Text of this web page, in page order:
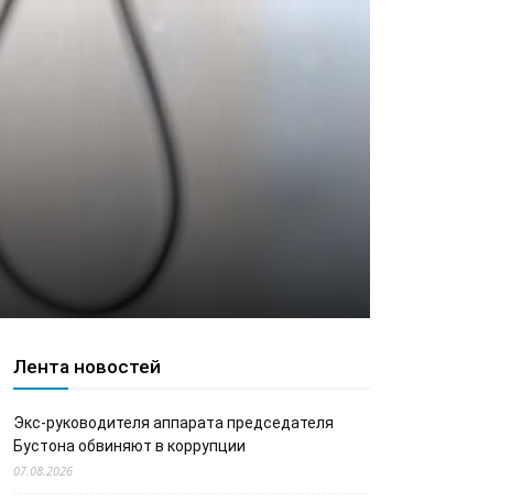
Лента новостей
Экс-руководителя аппарата председателя
Бустона обвиняют в коррупции
07.08.2026